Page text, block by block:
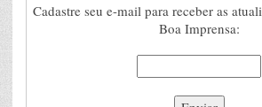
Cadastre seu e-mail para receber as
Boa Imprensa: